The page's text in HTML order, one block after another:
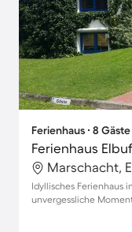
Ferienhaus ∙ 8
Ferienhaus
Marschacht,
Idyllisches Ferienhaus
unvergessliche